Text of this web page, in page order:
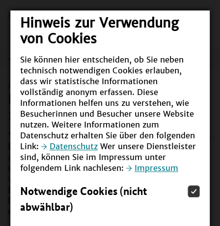
Hinweis zur Verwendung
von Cookies
Sie können hier entscheiden, ob Sie neben
technisch notwendigen Cookies erlauben,
dass wir statistische Informationen
vollständig anonym erfassen. Diese
Informationen helfen uns zu verstehen, wie
Besucherinnen und Besucher unsere Website
nutzen. Weitere Informationen zum
Datenschutz erhalten Sie über den folgenden
Link:
Datenschutz Wer unsere Dienstleister
sind, können Sie im Impressum unter
folgendem Link nachlesen:
Impressum
Notwendige Cookies (nicht
abwählbar)
Meldungen
Das Jahr mit dem youpaN –
2022 im Rückblick
Meldung vom 07.02.2023
"Bildung 2030 – Wir gestalten das Systemupdate".
Das Motto der youcoN 2022 ist für das youpaN
zum Slogan des ganzen Jahres geworden. Wir
werfen einen Blick auf die Ereignisse der
Entwicklungen. Zurückblicken und reflektieren
bedeutet auch: sich bereit machen für 2023, bereit
machen für die Zukunft!